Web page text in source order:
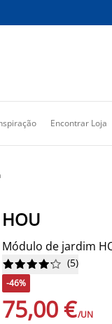
Encontrar Loja
HOU
Módulo de jardim





 (5)
-46%
75,00 €/UN